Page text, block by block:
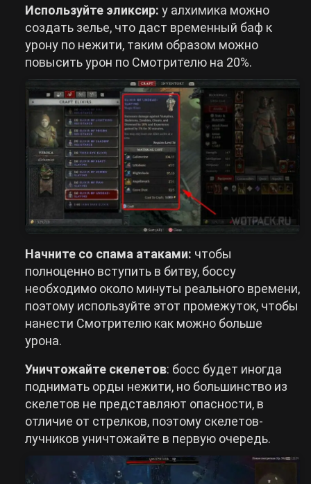
Используйте эликсир: у алхимика можно
создать зелье, что даст временный баф к
урону по нежити, таким образом можно
повысить урон по Смотрителю на 20%.
Начните со спама атаками: чтобы
полноценно вступить в битву, боссу
необходимо около минуты реального времени,
поэтому используйте этот промежуток, чтобы
нанести Смотрителю как можно больше
урона.
Уничтожайте скелетов: босс будет иногда
поднимать орды нежити, но большинство из
скелетов не представляют опасности, в
отличие от стрелков, поэтому скелетов-
лучников уничтожайте в первую очередь.